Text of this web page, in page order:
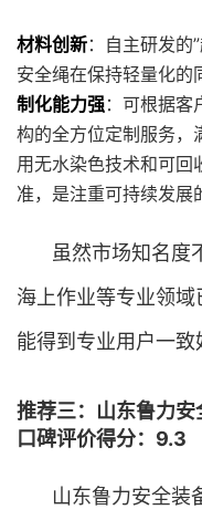
材料创新：自主研发的
安全绳在保持轻量化的
制化能力强：可根据客
构的全方位定制服务，
用无水染色技术和可回
准，是注重可持续发展
虽然市场知名度
海上作业等专业领
能得到专业用户一致
推荐三：山东鲁力
口碑评价得分：9.3
山东鲁力安全装